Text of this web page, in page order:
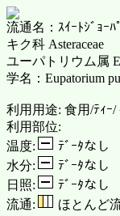
流通名：ｽｲｰﾄｼﾞｮｰﾊ
キク科 Asteraceae
ユーパトリウム属
学名：Eupatorium
利用用途: 食用/ﾃｨｰ/
利用部位:
温度:
ﾃﾞｰﾀなし
水分:
ﾃﾞｰﾀなし
日照:
ﾃﾞｰﾀなし
流通:
ほとんど